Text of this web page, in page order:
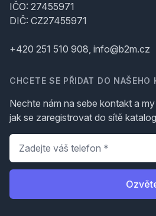
IČO: 27455971
DIČ: CZ27455971
+420 251 510 908, info@b2m.cz
CHCETE SE PŘIDAT DO NAŠEHO
Nechte nám na sebe kontakt a
jak se zaregistrovat do sítě
Telefon